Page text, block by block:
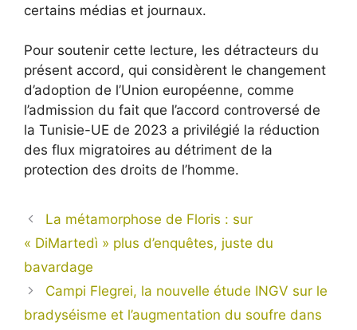
certains médias et journaux.
Pour soutenir cette lecture, les détracteurs du
présent accord, qui considèrent le changement
d’adoption de l’Union européenne, comme
l’admission du fait que l’accord controversé de
la Tunisie-UE de 2023 a privilégié la réduction
des flux migratoires au détriment de la
protection des droits de l’homme.
La métamorphose de Floris : sur
« DiMartedì » plus d’enquêtes, juste du
bavardage
Campi Flegrei, la nouvelle étude INGV sur le
bradyséisme et l’augmentation du soufre dans